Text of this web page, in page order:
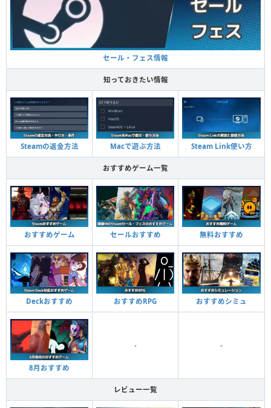
セール・フェス情報
知っておきたい情報
Steamの返金方法 Macで遊ぶ方法 Steam Link使い方
おすすめゲーム一覧
おすすめゲーム セールおすすめ 無料おすすめ
Deckおすすめ おすすめRPG おすすめシミュ
8月おすすめ
- -
レビュー一覧